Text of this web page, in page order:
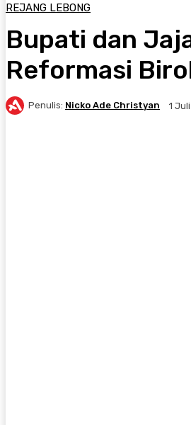
REJANG LEBONG
Bupati dan
Reformasi
Penulis: Nicko Ade Christyan 1